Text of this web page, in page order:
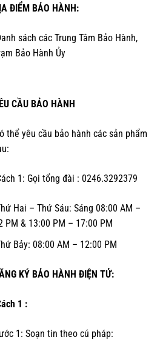
ĐIỂM BẢO HÀNH :
sách các Trung Tâm Bảo Hành,
Bảo Hành Ủy
CẦU BẢO HÀNH
thể yêu cầu bảo hành các sản phẩm
1: Gọi tổng đài : 0246.3292379
Hai – Thứ Sáu: Sáng 08:00 AM –
PM & 13:00 PM – 17:00 PM
Bảy: 08:00 AM – 12:00 PM
KÝ BẢO HÀNH ĐIỆN TỬ:
1 :
1: Soạn tin theo cú pháp: